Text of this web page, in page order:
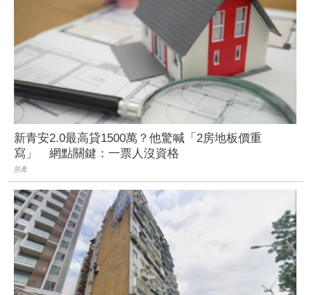
新青安2.0最高貸1500萬？他驚喊「2房地板價重
寫」 網點關鍵：一票人沒資格
房產